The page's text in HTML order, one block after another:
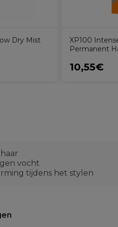
Dry Mist
XP100
Permanent
10,55€
vocht
tijdens het stylen